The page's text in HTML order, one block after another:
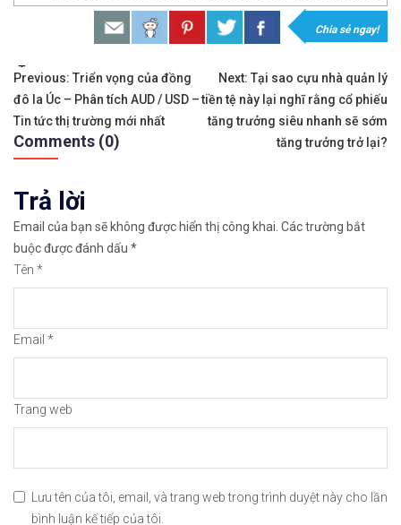
𝘟𝘦𝘮 𝘤𝘩𝘪 𝘵𝘪ế𝘵: https://chungkhoanforex.com/tac-
✨🏆𝐀𝐧 𝐭â𝐦 𝐦ở 𝐭à𝐢 𝐤𝐡𝐨ả𝐧 𝐠𝐢𝐚𝐨 𝐝ị𝐜𝐡 𝐁𝐢𝐭𝐜𝐨𝐢𝐧 𝐯à 𝐧𝐡𝐢ề𝐮 𝐥𝐨ạ𝐢
👉𝘔ở 𝘵à𝘪 𝘬𝘩𝘰ả𝘯 𝘵𝘳ê𝘯 𝘴à𝘯 𝘉𝘪𝘯𝘢𝘯𝘤𝘦 𝘯ổ𝘪 𝘵𝘪ế𝘯𝘨:
✅Xem cách mở tài khoản trên sàn Binance được
✅Xem hướng dẫn cách giao dịch Mua – Bán
👉𝘔ở 𝘵à𝘪 𝘬𝘩𝘰ả𝘯 𝘵𝘳ê𝘯 𝘴à𝘯 𝘙𝘦𝘮𝘪𝘵𝘢𝘯𝘰 𝘯ổ𝘪 𝘵𝘪ế𝘯𝘨:
𝘟𝘦𝘮 𝘤𝘩𝘪 𝘵𝘪ế𝘵: https://chungkhoanforex.com/tac-
😘Cảm ơn bạn đã xem thông tin😘🍀🤗Chúc bạn
Chia sẻ ngay!
Tags:
Điều
hướng
bài
viết
Previous: Triển vọng của đồng
đô la Úc – Phân tích AUD / USD –
Tin tức thị trường mới nhất
Next: Tại sao cựu nhà quản lý
tiền tệ này lại nghĩ rằng cổ phiếu
tăng trưởng siêu nhanh sẽ sớm
tăng trưởng trở lại?
Comments (0)
Trả lời
Email của bạn sẽ không được hiển thị công khai. Các trường bắt
buộc được đánh dấu *
Tên *
Email *
Trang web
Lưu tên của tôi, email, và trang web trong trình duyệt này cho lần
bình luận kế tiếp của tôi.